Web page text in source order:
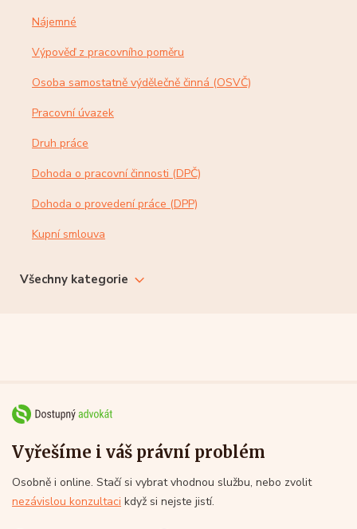
Nájemné
Výpověď z pracovního poměru
Osoba samostatně výdělečně činná (OSVČ)
Pracovní úvazek
Druh práce
Dohoda o pracovní činnosti (DPČ)
Dohoda o provedení práce (DPP)
Kupní smlouva
Všechny kategorie
Vyřešíme i váš právní problém
Osobně i online. Stačí si vybrat vhodnou službu, nebo zvolit
nezávislou konzultaci když si nejste jistí.